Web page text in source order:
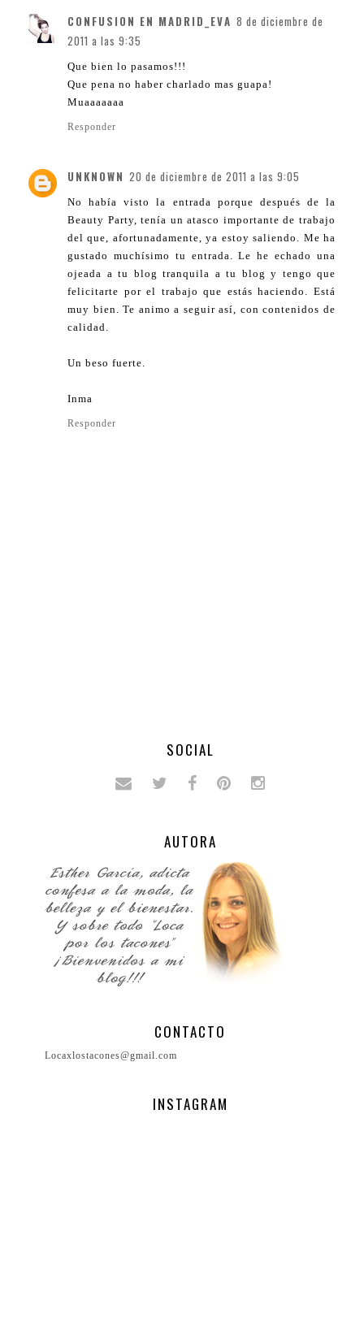
CONFUSION EN MADRID_EVA 8 de diciembre de
2011 a las 9:35
Que bien lo pasamos!!!
Que pena no haber charlado mas guapa!
Muaaaaaaa
Responder
UNKNOWN 20 de diciembre de 2011 a las 9:05
No había visto la entrada porque después de la
Beauty Party, tenía un atasco importante de trabajo
del que, afortunadamente, ya estoy saliendo. Me ha
gustado muchísimo tu entrada. Le he echado una
ojeada a tu blog tranquila a tu blog y tengo que
felicitarte por el trabajo que estás haciendo. Está
muy bien. Te animo a seguir así, con contenidos de
calidad.
Un beso fuerte.
Inma
Responder
SOCIAL
AUTORA
CONTACTO
Locaxlostacones@gmail.com
INSTAGRAM